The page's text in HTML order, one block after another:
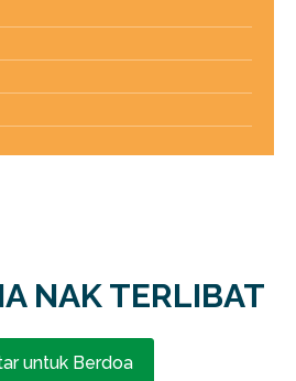
NAK TERLIBAT
untuk Berdoa